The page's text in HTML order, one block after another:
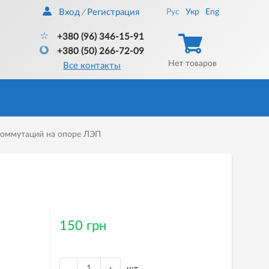
Вход / Регистрация
+380 (96) 346-15-91
+380 (50) 266-72-09
Все контакты
Рус Укр Eng
Нет товаров
на опоре ЛЭП
150 грн